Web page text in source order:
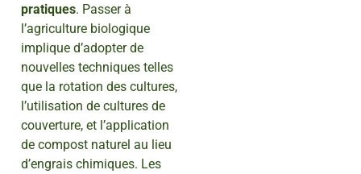
pratiques. Passer à
l’agriculture biologique
implique d’adopter de
nouvelles techniques telles
que la rotation des cultures,
l’utilisation de cultures de
couverture, et l’application
de compost naturel au lieu
d’engrais chimiques. Les